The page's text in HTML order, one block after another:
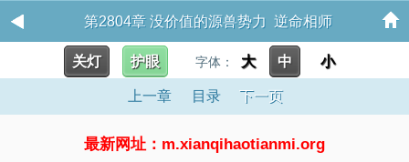
第2804章 没价值的源兽势力 逆命相师
关灯 护眼 字体： 大 中 小
上一章 目录 下一页
最新网址：m.xianqihaotianmi.org